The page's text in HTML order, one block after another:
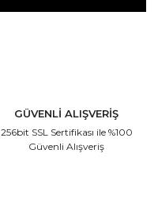
GÜVENLİ ALIŞVERİŞ
256bit SSL Sertifikası ile %100
Güvenli Alışveriş